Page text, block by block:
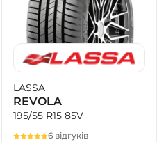
+38 (098) 911-911-4
- на Калиновій
+38 (077) 7-184-184
- Донецьке шосе
+38 (050)-911-911-2
- Щепкіна
+38 (099)-643-33-77
- Тополь
LASSA
REVOLA
195/55 R15 85V
6 відгуків